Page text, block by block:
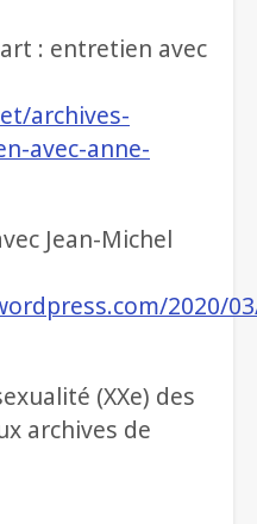
: entretien avec
archives-
avec-anne-
Jean-Michel
2020/
(XXe) des
archives de